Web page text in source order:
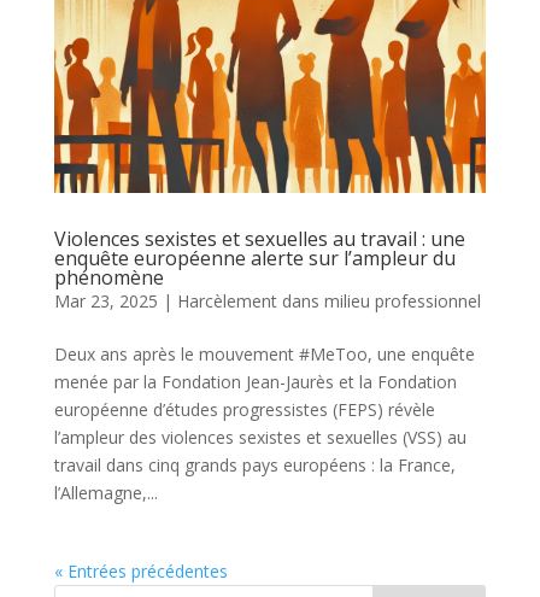
Violences sexistes et sexuelles au travail : une
enquête européenne alerte sur l’ampleur du
phénomène
Mar 23, 2025 | Harcèlement dans milieu professionnel
Deux ans après le mouvement #MeToo, une enquête
menée par la Fondation Jean-Jaurès et la Fondation
européenne d’études progressistes (FEPS) révèle
l’ampleur des violences sexistes et sexuelles (VSS) au
travail dans cinq grands pays européens : la France,
l’Allemagne,...
« Entrées précédentes